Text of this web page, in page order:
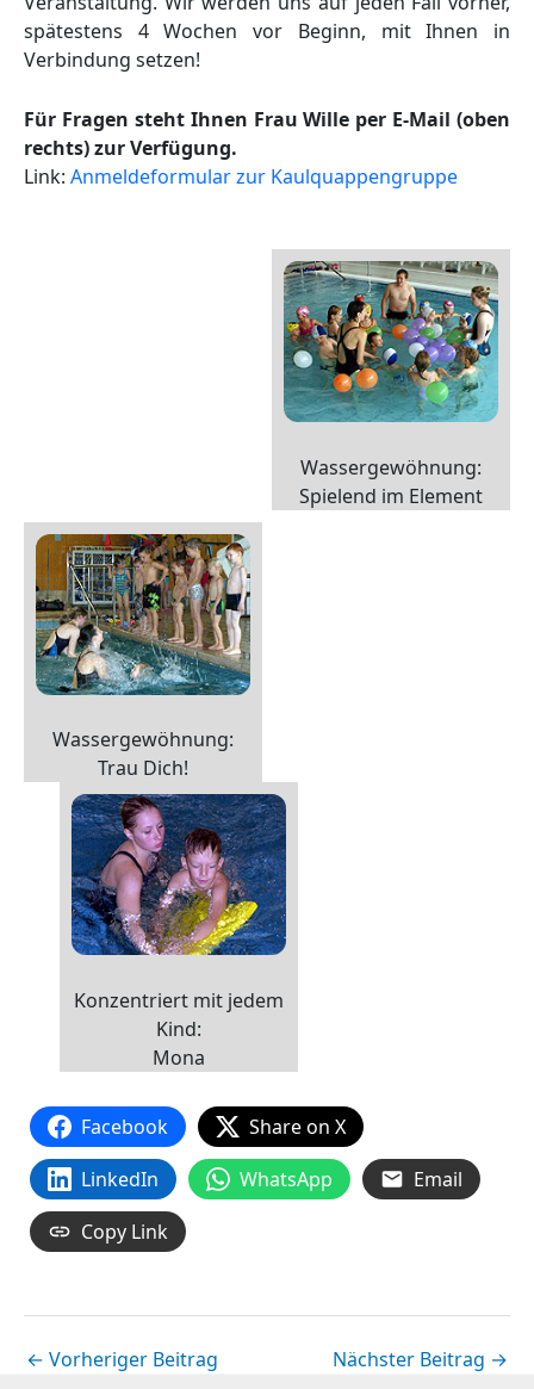
spätestens 4 Wochen vor Beginn, mit Ihnen in
Verbindung setzen!
Für Fragen steht Ihnen Frau Wille per E-Mail (oben
rechts) zur Verfügung.
Link: Anmeldeformular zur Kaulquappengruppe
Wassergewöhnung:
Spielend im Element
Wassergewöhnung:
Trau Dich!
Konzentriert mit jedem
Kind:
Mona
Facebook
Share on X
LinkedIn
WhatsApp
Email
Copy Link
← Vorheriger Beitrag Nächster Beitrag →